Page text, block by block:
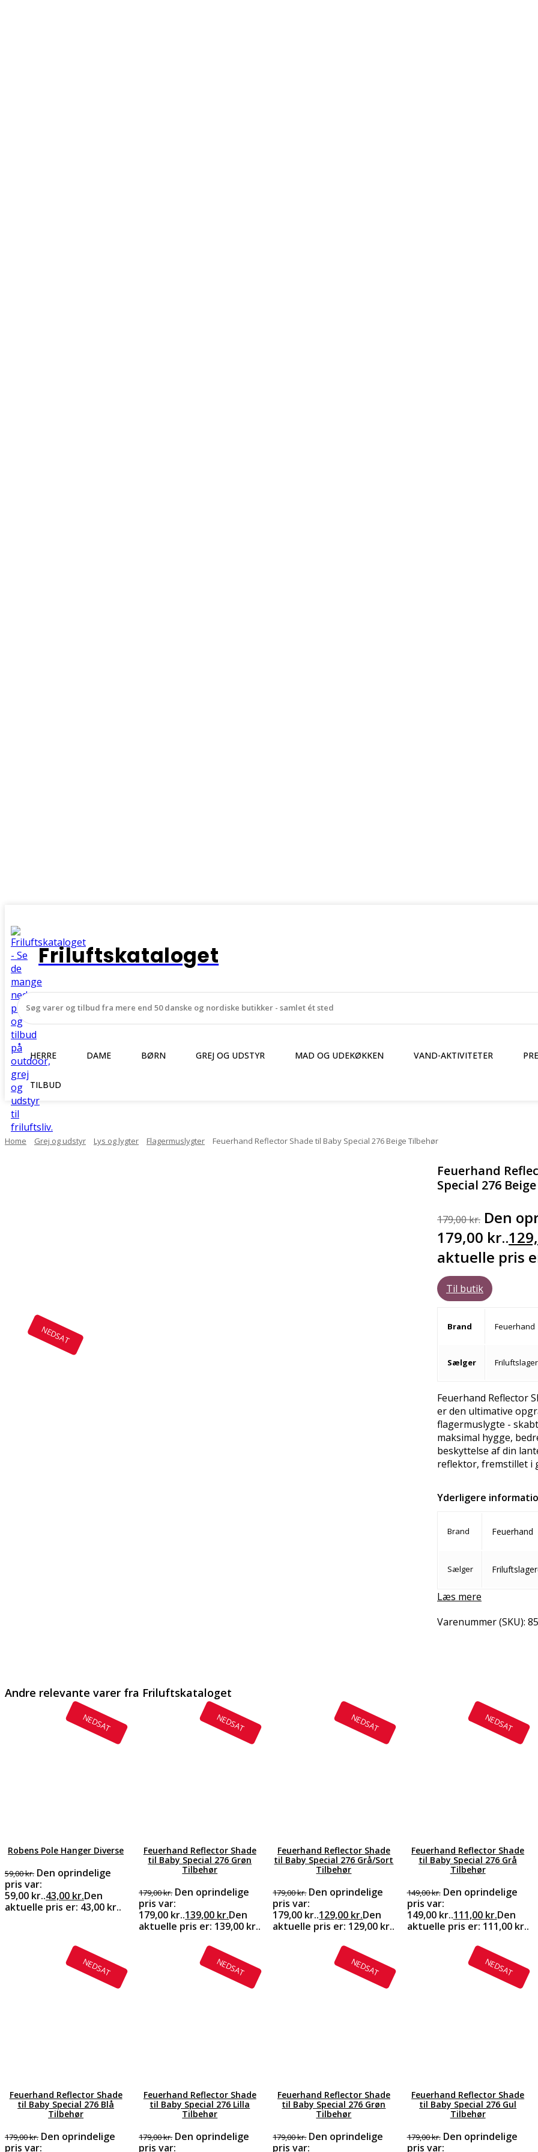
Friluftskataloget
HERRE DAME BØRN GREJ OG UDSTYR MAD OG UDEKØKKEN VAND-AKTIVITETER
TILBUD
Home Grej og udstyr Lys og lygter Flagermuslygter Feuerhand Reflector Shade til Baby Special 276 Beige Tilbehør
NEDSAT
Feuerhand
Special 276
179,00kr. Den
179,00 kr..
aktuelle pris
Til butik
Brand Feuerhand
Sælger
Feuerhand Reflector
er den ultimative
flagermuslygte -
maksimal hygge,
beskyttelse af din
reflektor, fremstillet i
Yderligere
Brand Feuerhand
Sælger
Læs mere
Varenummer (SKU):
Andre relevante varer fra Friluftskataloget
NEDSAT
Robens Pole Hanger Diverse
59,00kr. Den oprindelige
pris var:
59,00 kr..43,00 kr.Den
aktuelle pris er: 43,00 kr..
NEDSAT
Feuerhand Reflector Shade
til Baby Special 276 Grøn
Tilbehør
179,00kr. Den oprindelige
pris var:
179,00 kr..139,00 kr.Den
aktuelle pris er: 139,00 kr..
NEDSAT
Feuerhand Reflector Shade
til Baby Special 276 Grå/Sort
Tilbehør
179,00kr. Den oprindelige
pris var:
179,00 kr..129,00 kr.Den
aktuelle pris er: 129,00 kr..
NEDSAT
Feuerhand Reflector Shade
til Baby Special 276 Grå
Tilbehør
149,00kr. Den oprindelige
pris var:
149,00 kr..111,00 kr.Den
aktuelle pris er: 111,00 kr..
NEDSAT
Feuerhand Reflector Shade
til Baby Special 276 Blå
Tilbehør
179,00kr. Den oprindelige
pris var:
NEDSAT
Feuerhand Reflector Shade
til Baby Special 276 Lilla
Tilbehør
179,00kr. Den oprindelige
pris var:
NEDSAT
Feuerhand Reflector Shade
til Baby Special 276 Grøn
Tilbehør
179,00kr. Den oprindelige
pris var:
NEDSAT
Feuerhand Reflector Shade
til Baby Special 276 Gul
Tilbehør
179,00kr. Den oprindelige
pris var: